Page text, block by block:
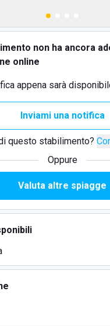
non ha ancora
online
appena sarà
Inviami una notifica
questo stabilimento?
Oppure
Valuta altre spiagge